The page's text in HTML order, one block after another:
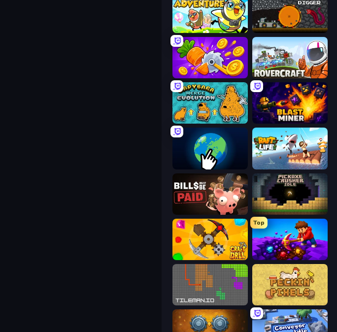
Duck Life: Adventure (Demo) Mystery Digger
Farm Ring Idle Rovercraft
Capybara Merge Evolution Blast Miner
Planet Clicker 2 Raft Life
Bills Must Be Paid Pickaxe Crusher Idle
Craft Drill
Top
Obby: Dig Down
TileMan.io Peckin' Pixels